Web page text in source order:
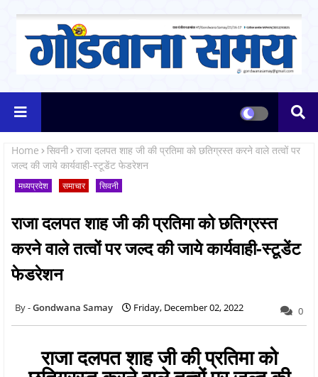
Home सिवनी राजा दलपत शाह जी की प्रतिमा को छतिग्रस्त करने वाले तत्वों पर
जल्द की जाये कार्यवाही-स्टूडेंट फेडरेशन
मध्यप्रदेश समाचार सिवनी
राजा दलपत शाह जी की प्रतिमा को छतिग्रस्त
करने वाले तत्वों पर जल्द की जाये कार्यवाही-स्टूडेंट
फेडरेशन
Gondwana Samay Friday, December 02, 2022 0
राजा दलपत शाह जी की प्रतिमा को